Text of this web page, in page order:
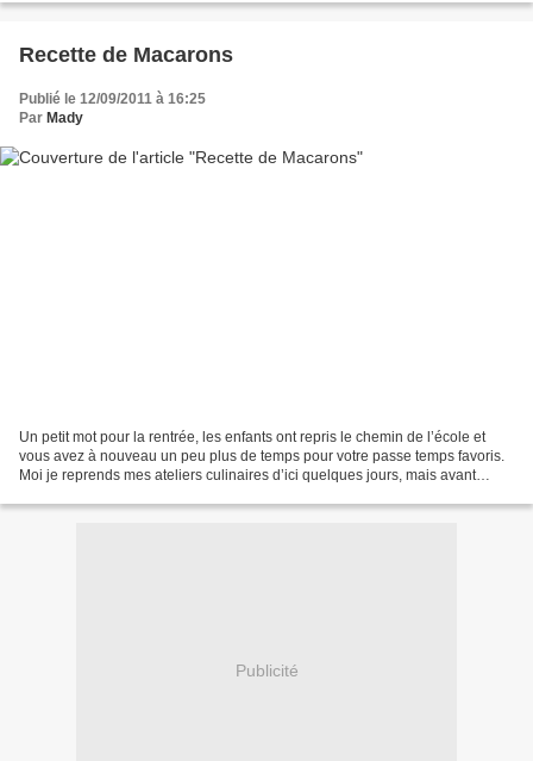
Recette de Macarons
Publié le 12/09/2011 à 16:25
Par Mady
Un petit mot pour la rentrée, les enfants ont repris le chemin de l’école et
vous avez à nouveau un peu plus de temps pour votre passe temps favoris.
Moi je reprends mes ateliers culinaires d’ici quelques jours, mais avant
Publicité